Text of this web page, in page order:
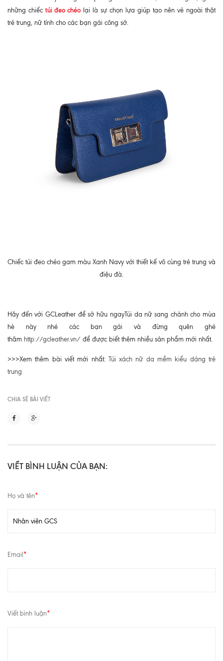
những chiếc túi đeo chéo lại là sự chọn lựa giúp tạo nên vẻ ngoài thật
trẻ trung, nữ tính cho các bạn gái công sở.
Chiếc túi đeo chéo gam màu Xanh Navy với thiết kế vô cùng trẻ trung và
điệu đà.
Hãy đến với GCLeather để sở hữu ngayTúi da nữ sang chảnh cho mùa
hè này nhé các bạn gái và đừng quên ghé
thăm http://gcleather.vn/ để được biết thêm nhiều sản phẩm mới nhất.
>>>Xem thêm bài viết mới nhất: Túi xách nữ da mềm kiểu dáng trẻ
trung
CHIA SẼ BÀI VIẾT
VIẾT BÌNH LUẬN CỦA BẠN:
Họ và tên*
Email *
Viết bình luận*